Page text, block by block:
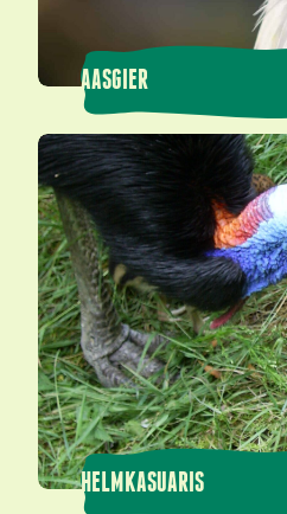
AASGIER
HELMKASUARIS
Helmkasuaris